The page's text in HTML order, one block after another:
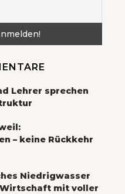
Lehrer sprechen
– keine Rückkehr
Niedrigwasser
mit voller